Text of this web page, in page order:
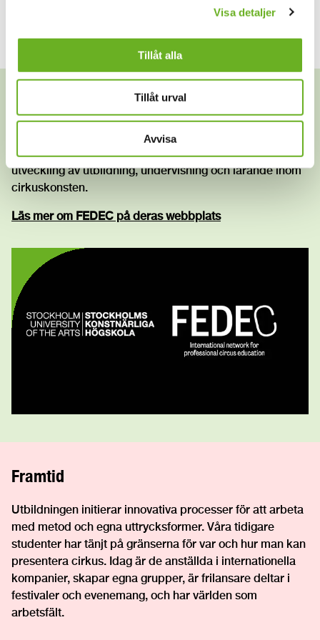
Visa detaljer
Tillåt alla
Tillåt urval
Avvisa
Vi är medlemmar i det internationella nätverket för
professionell cirkusutbildning FEDEC. FEDEC stöder
utveckling av utbildning, undervisning och lärande inom
cirkuskonsten.
Läs mer om FEDEC på deras webbplats
Framtid
Utbildningen initierar innovativa processer för att arbeta
med metod och egna uttrycksformer. Våra tidigare
studenter har tänjt på gränserna för var och hur man kan
presentera cirkus. Idag är de anställda i internationella
kompanier, skapar egna grupper, är frilansare deltar i
festivaler och evenemang, och har världen som
arbetsfält.